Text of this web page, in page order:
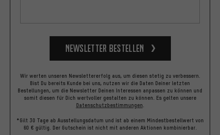
Newsletter bestellen
Wir werten unseren Newslettererfolg aus, um diesen stetig zu verbessern.
Bist Du bereits Kunde bei uns, nutzen wir die Daten Deiner letzten
Bestellungen, um die Newsletter Deinen Interessen anpassen zu können und
somit diesen für Dich wertvoller gestalten zu können. Es gelten unsere
Datenschutzbestimmungen.
*Gilt 30 Tage ab Ausstellungsdatum und ist ab einem Mindestbestellwert von
60 € gültig. Der Gutschein ist nicht mit anderen Aktionen kombinierbar.